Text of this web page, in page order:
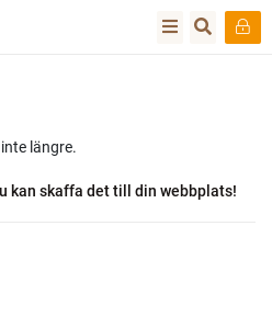
längre.
kan skaffa det till din webbplats!